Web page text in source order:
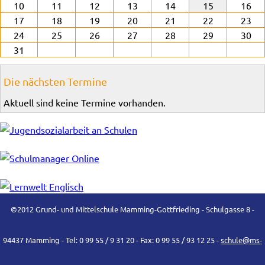
10
11 12 13 14 15
16
17
18 19 20 21 22
23
24
25 26 27 28 29
30
31
Die nächsten Termine
Aktuell sind keine Termine vorhanden.
©2012 Grund- und Mittelschule Mamming-Gottfrieding - Schulgasse 8 -
94437 Mamming - Tel: 0 99 55 / 9 31 20 - Fax: 0 99 55 / 93 12 25 -schule@ms-